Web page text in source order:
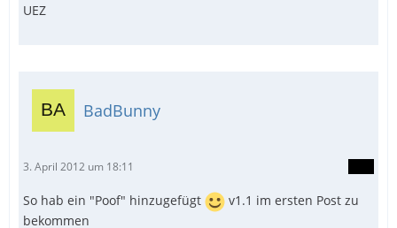
UEZ
BadBunny
3. April 2012 um 18:11
So hab ein "Poof" hinzugefügt
v1.1 im ersten Post zu
bekommen